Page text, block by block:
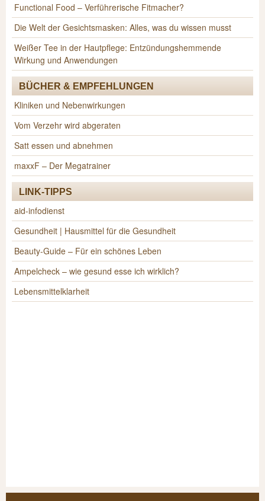
Functional Food – Verführerische Fitmacher?
Die Welt der Gesichtsmasken: Alles, was du wissen musst
Weißer Tee in der Hautpflege: Entzündungshemmende
Wirkung und Anwendungen
BÜCHER & EMPFEHLUNGEN
Kliniken und Nebenwirkungen
Vom Verzehr wird abgeraten
Satt essen und abnehmen
maxxF – Der Megatrainer
LINK-TIPPS
aid-infodienst
Gesundheit | Hausmittel für die Gesundheit
Beauty-Guide – Für ein schönes Leben
Ampelcheck – wie gesund esse ich wirklich?
Lebensmittelklarheit